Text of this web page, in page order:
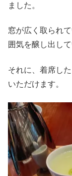
ました。
窓が広く取られ
囲気を醸し出して
それに、着席し
いただけます。